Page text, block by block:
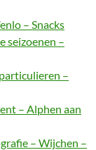
– Snacks
seizoenen –
–
– Alphen aan
– Wijchen –